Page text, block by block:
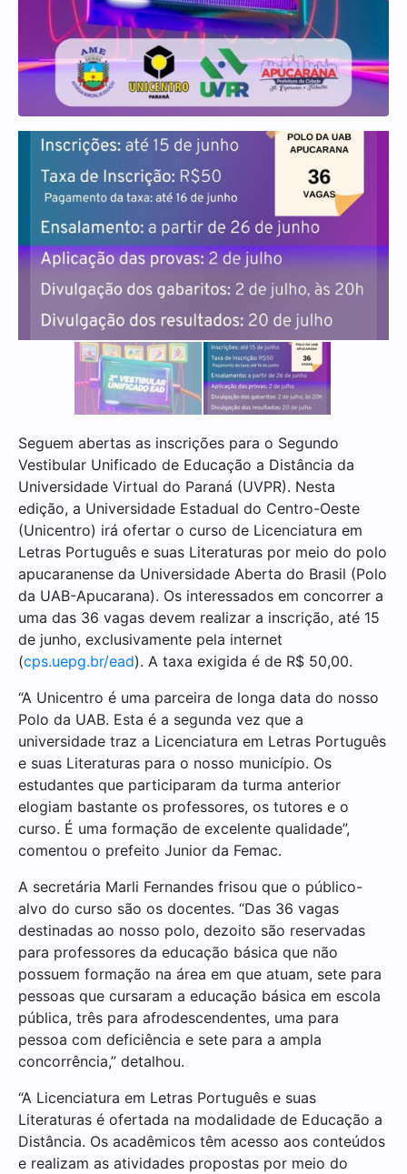
Seguem abertas as inscrições para o Segundo
Vestibular Unificado de Educação a Distância da
Universidade Virtual do Paraná (UVPR). Nesta
edição, a Universidade Estadual do Centro-Oeste
(Unicentro) irá ofertar o curso de Licenciatura em
Letras Português e suas Literaturas por meio do polo
apucaranense da Universidade Aberta do Brasil (Polo
da UAB-Apucarana). Os interessados em concorrer a
uma das 36 vagas devem realizar a inscrição, até 15
de junho, exclusivamente pela internet
(cps.uepg.br/ead). A taxa exigida é de R$ 50,00.
“A Unicentro é uma parceira de longa data do nosso
Polo da UAB. Esta é a segunda vez que a
universidade traz a Licenciatura em Letras Português
e suas Literaturas para o nosso município. Os
estudantes que participaram da turma anterior
elogiam bastante os professores, os tutores e o
curso. É uma formação de excelente qualidade”,
comentou o prefeito Junior da Femac.
A secretária Marli Fernandes frisou que o público-
alvo do curso são os docentes. “Das 36 vagas
destinadas ao nosso polo, dezoito são reservadas
para professores da educação básica que não
possuem formação na área em que atuam, sete para
pessoas que cursaram a educação básica em escola
pública, três para afrodescendentes, uma para
pessoa com deficiência e sete para a ampla
concorrência,” detalhou.
“A Licenciatura em Letras Português e suas
Literaturas é ofertada na modalidade de Educação a
Distância. Os acadêmicos têm acesso aos conteúdos
e realizam as atividades propostas por meio do